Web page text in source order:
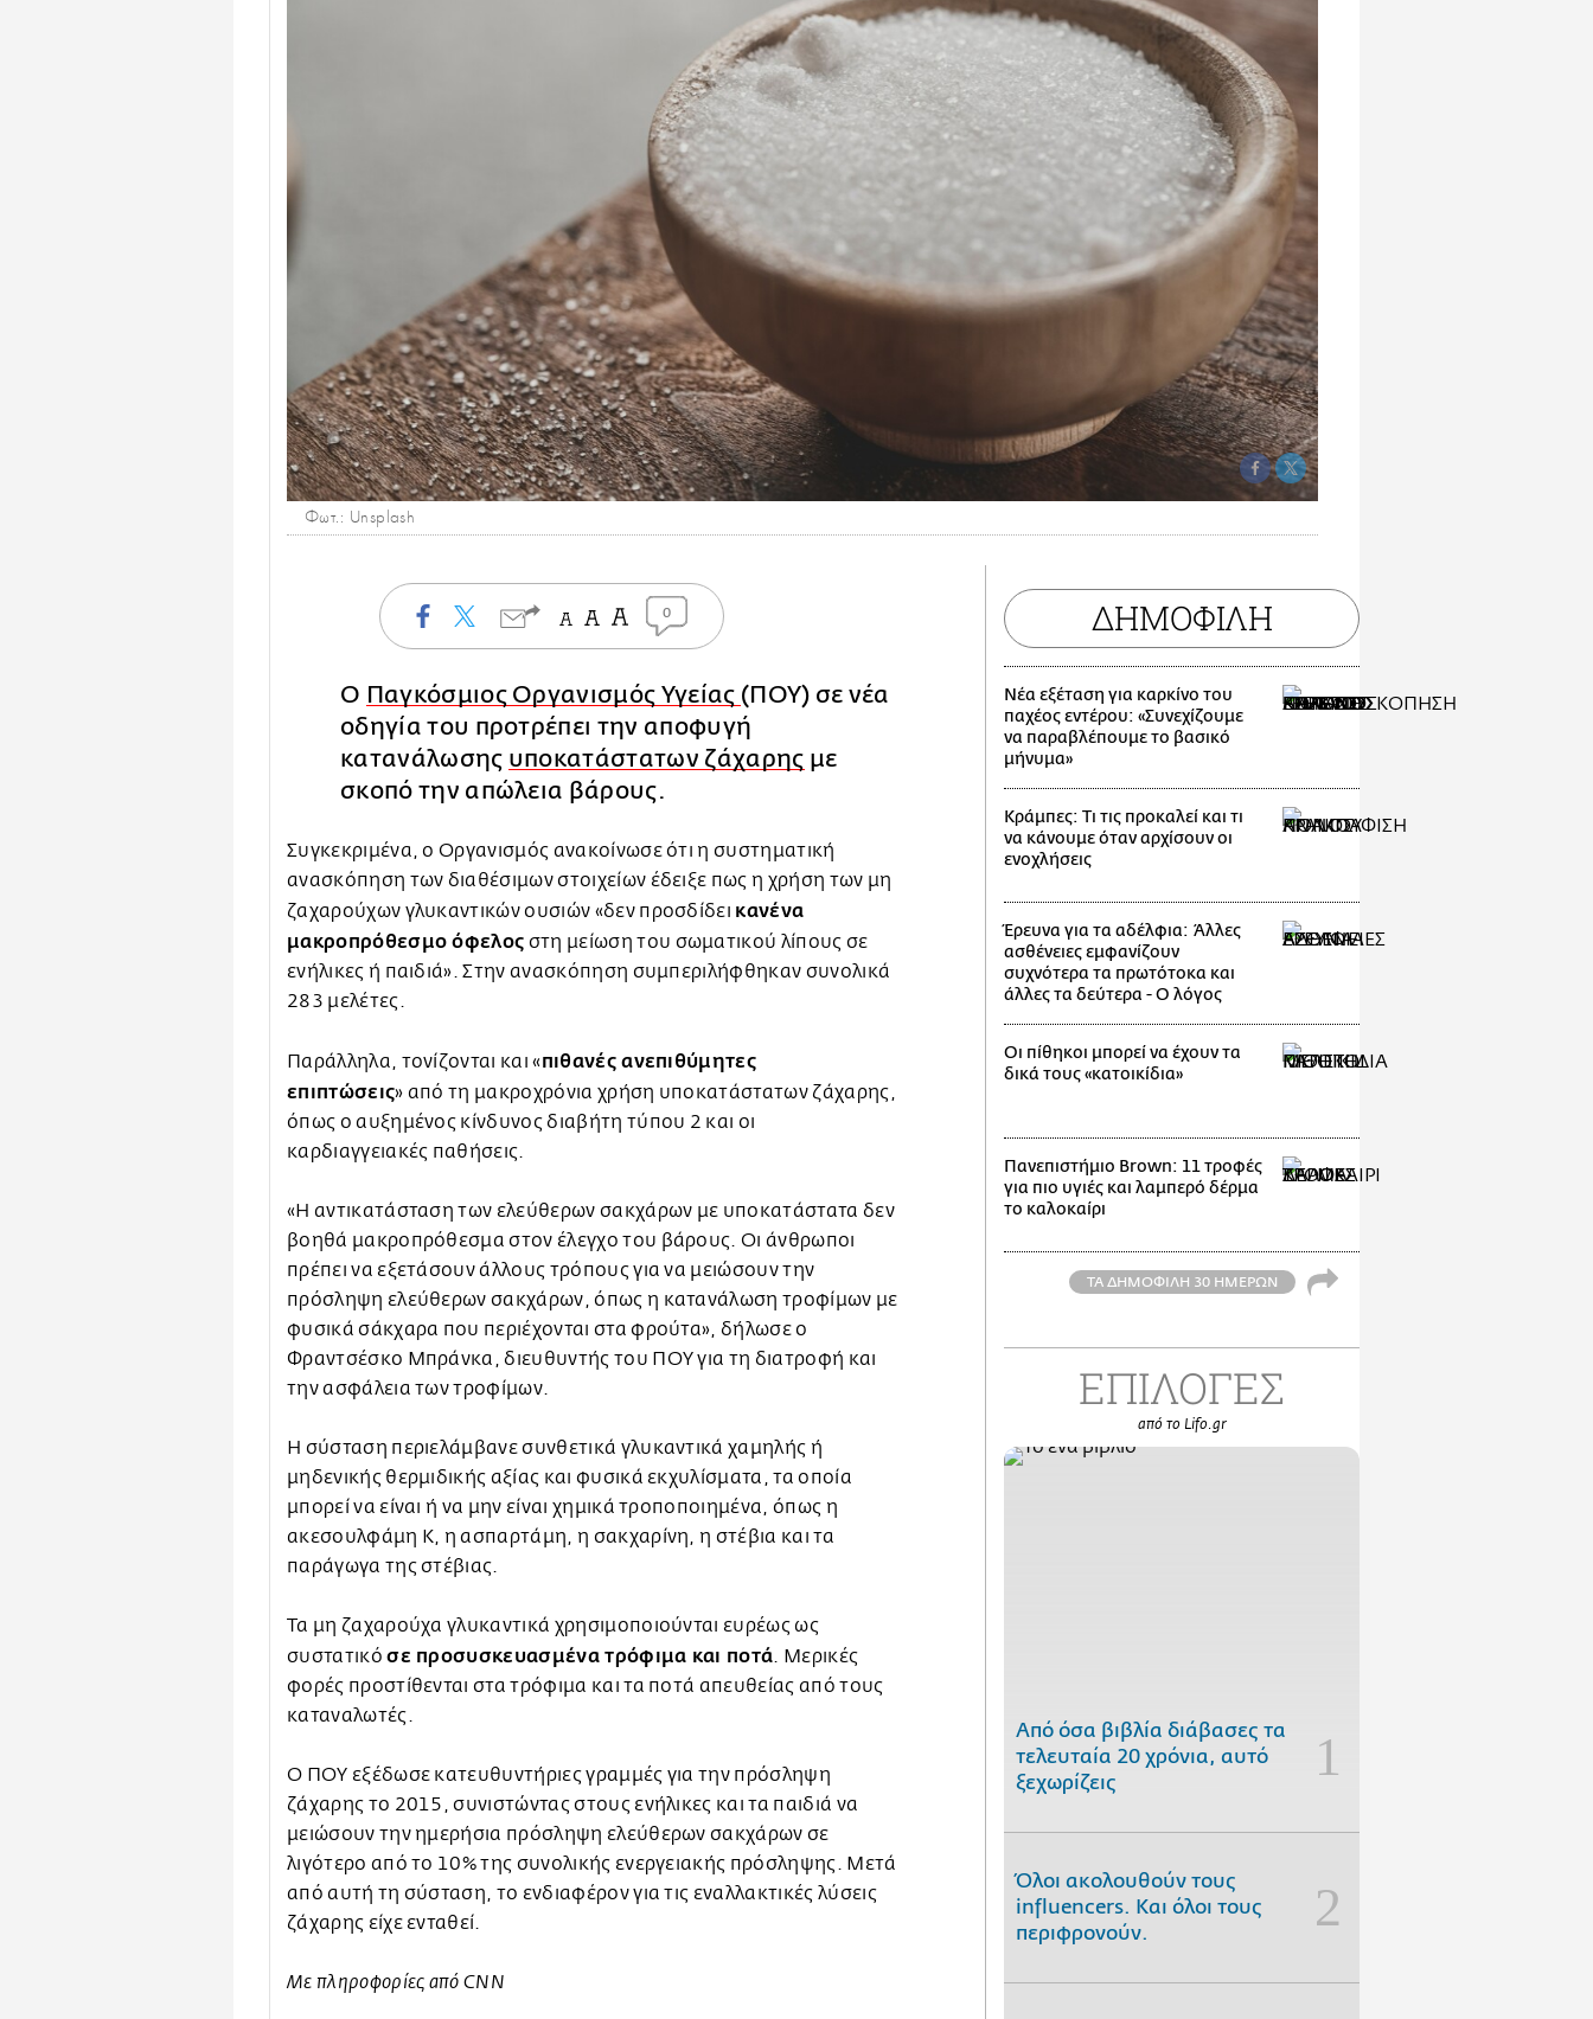
Φωτ.: Unsplash
0
Ο Παγκόσμιος Οργανισμός Υγείας (ΠΟΥ) σε νέα
οδηγία του προτρέπει την αποφυγή
κατανάλωσης υποκατάστατων ζάχαρης με
σκοπό την απώλεια βάρους.
Συγκεκριμένα, ο Οργανισμός ανακοίνωσε ότι η συστηματική
ανασκόπηση των διαθέσιμων στοιχείων έδειξε πως η χρήση των μη
ζαχαρούχων γλυκαντικών ουσιών «δεν προσδίδει κανένα
μακροπρόθεσμο όφελος στη μείωση του σωματικού λίπους σε
ενήλικες ή παιδιά». Στην ανασκόπηση συμπεριλήφθηκαν συνολικά
283 μελέτες.
Παράλληλα, τονίζονται και «πιθανές ανεπιθύμητες
επιπτώσεις» από τη μακροχρόνια χρήση υποκατάστατων ζάχαρης,
όπως ο αυξημένος κίνδυνος διαβήτη τύπου 2 και οι
καρδιαγγειακές παθήσεις.
«Η αντικατάσταση των ελεύθερων σακχάρων με υποκατάστατα δεν
βοηθά μακροπρόθεσμα στον έλεγχο του βάρους. Οι άνθρωποι
πρέπει να εξετάσουν άλλους τρόπους για να μειώσουν την
πρόσληψη ελεύθερων σακχάρων, όπως η κατανάλωση τροφίμων με
φυσικά σάκχαρα που περιέχονται στα φρούτα», δήλωσε ο
Φραντσέσκο Μπράνκα, διευθυντής του ΠΟΥ για τη διατροφή και
την ασφάλεια των τροφίμων.
Η σύσταση περιελάμβανε συνθετικά γλυκαντικά χαμηλής ή
μηδενικής θερμιδικής αξίας και φυσικά εκχυλίσματα, τα οποία
μπορεί να είναι ή να μην είναι χημικά τροποποιημένα, όπως η
ακεσουλφάμη Κ, η ασπαρτάμη, η σακχαρίνη, η στέβια και τα
παράγωγα της στέβιας.
Τα μη ζαχαρούχα γλυκαντικά χρησιμοποιούνται ευρέως ως
συστατικόσε προσυσκευασμένα τρόφιμα και ποτά. Μερικές
φορές προστίθενται στα τρόφιμα και τα ποτά απευθείας από τους
καταναλωτές.
Ο ΠΟΥ εξέδωσε κατευθυντήριες γραμμές για την πρόσληψη
ζάχαρης το 2015, συνιστώντας στους ενήλικες και τα παιδιά να
μειώσουν την ημερήσια πρόσληψη ελεύθερων σακχάρων σε
λιγότερο από το 10% της συνολικής ενεργειακής πρόσληψης. Μετά
από αυτή τη σύσταση, το ενδιαφέρον για τις εναλλακτικές λύσεις
ζάχαρης είχε ενταθεί.
Με πληροφορίες από CNN
ΔΗΜΟΦΙΛΗ
Νέα εξέταση για καρκίνο του
παχέος εντέρου: «Συνεχίζουμε
να παραβλέπουμε το βασικό
μήνυμα»
Κράμπες: Τι τις προκαλεί και τι
να κάνουμε όταν αρχίσουν οι
ενοχλήσεις
Έρευνα για τα αδέλφια: Άλλες
ασθένειες εμφανίζουν
συχνότερα τα πρωτότοκα και
άλλες τα δεύτερα - Ο λόγος
Οι πίθηκοι μπορεί να έχουν τα
δικά τους «κατοικίδια»
Πανεπιστήμιο Brown: 11 τροφές
για πιο υγιές και λαμπερό δέρμα
το καλοκαίρι
ΤΑ ΔΗΜΟΦΙΛΗ 30 ΗΜΕΡΩΝ
ΕΠΙΛΟΓΕΣ
από το Lifo.gr
Από όσα βιβλία διάβασες τα
τελευταία 20 χρόνια, αυτό
ξεχωρίζεις
Όλοι ακολουθούν τους
influencers. Και όλοι τους
περιφρονούν.